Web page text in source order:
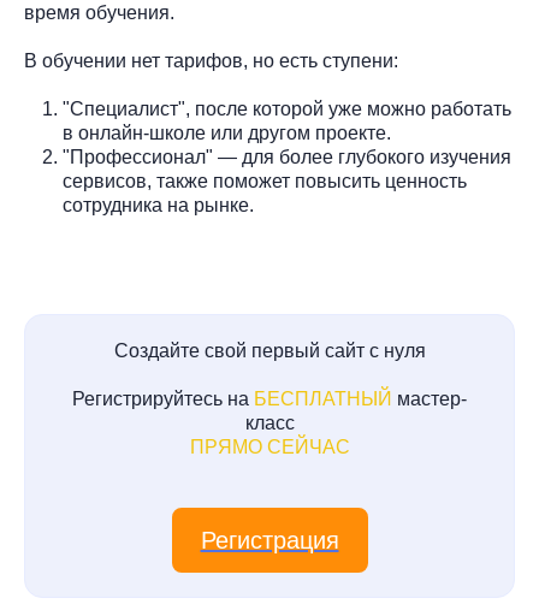
время обучения.
В обучении нет тарифов, но есть ступени:
"Специалист", после которой уже можно работать
в онлайн-школе или другом проекте.
"Профессионал" — для более глубокого изучения
сервисов, также поможет повысить ценность
сотрудника на рынке.
Создайте свой первый сайт с нуля
Регистрируйтесь на БЕСПЛАТНЫЙ мастер-
класс
ПРЯМО СЕЙЧАС
Регистрация